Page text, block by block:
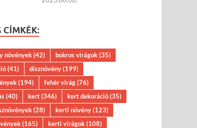
CÍMKÉK:
növények(42) bokros virágok(35)
(41) dísznövény(199)
(194) fehér virág(76)
(40) kert(346) kert dekoráció(35)
(28) kerti növény(123)
(165) kerti virágok(108)